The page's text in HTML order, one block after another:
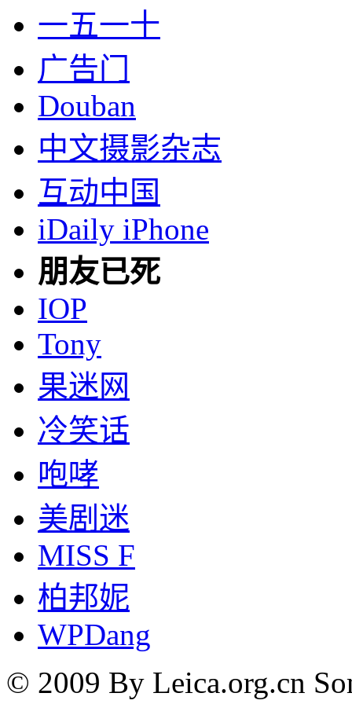
一五一十
广告门
Douban
中文摄影杂志
互动中国
iDaily iPhone
朋友已死
IOP
Tony
果迷网
冷笑话
咆哮
美剧迷
MISS F
柏邦妮
WPDang
© 2009 By Leica.org.cn